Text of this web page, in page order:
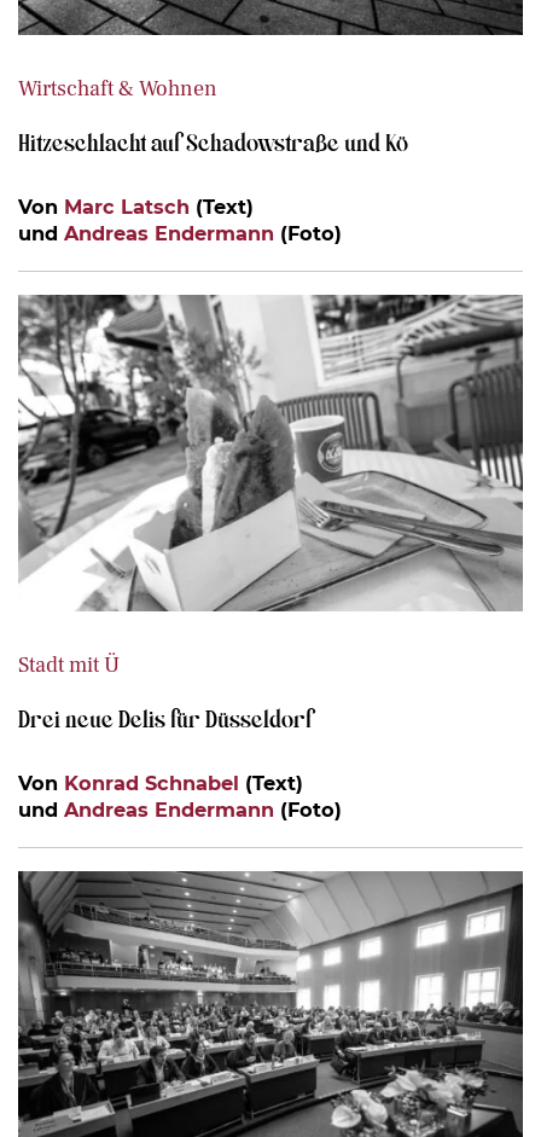
Wirtschaft & Wohnen
Hitzeschlacht auf Schadowstraße und Kö
Von Marc Latsch (Text)
und Andreas Endermann (Foto)
Stadt mit Ü
Drei neue Delis für Düsseldorf
Von Konrad Schnabel (Text)
und Andreas Endermann (Foto)